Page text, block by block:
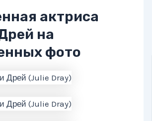
актриса
на
фото